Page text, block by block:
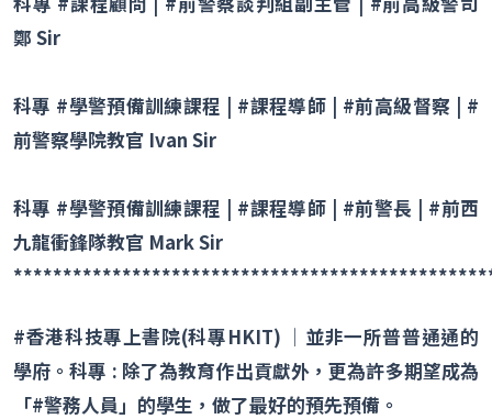
鄭 Sir
科專 #學警預備訓練課程 | #課程導師 | #前高級督察 | #
前警察學院教官 Ivan Sir
科專 #學警預備訓練課程 | #課程導師 | #前警長 | #前西
九龍衝鋒隊教官 Mark Sir
#香港科技專上書院(科專HKIT) │ 並非一所普普通通的
學府。科專 : 除了為教育作出貢獻外，更為許多期望成為
「#警務人員」的學生，做了最好的預先預備。